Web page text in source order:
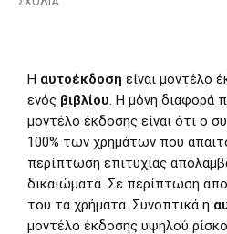
Η αυτοέκδοση είναι μοντέλο
ενός βιβλίου. Η μόνη διαφορά
μοντέλο έκδοσης είναι ότι ο
100% των χρημάτων που
περίπτωση επιτυχίας
δικαιώματα. Σε περίπτωση
του τα χρήματα. Συνοπτικά η
μοντέλο έκδοσης υψηλού